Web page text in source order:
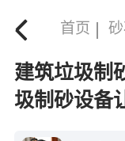
首页
建筑垃圾制
圾制砂设备